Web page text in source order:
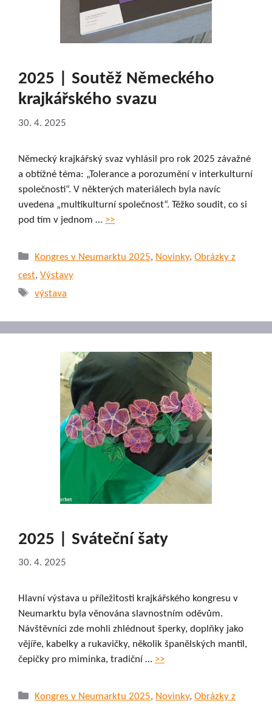
2025 | Soutěž Německého
krajkářského svazu
30. 4. 2025
Německý krajkářský svaz vyhlásil pro rok 2025 závažné
a obtížné téma: „Tolerance a porozumění v interkulturní
společnosti“. V některých materiálech byla navíc
uvedena „multikulturní společnost“. Těžko soudit, co si
pod tím v jednom … >>
Rubriky
Kongres v Neumarktu 2025, Novinky,Obrázky z
cest, Výstavy
Štítky
výstava
2025 | Sváteční šaty
30. 4. 2025
Hlavní výstava u příležitosti krajkářského kongresu v
Neumarktu byla věnována slavnostním oděvům.
Návštěvníci zde mohli zhlédnout šperky, doplňky jako
vějíře, kabelky a rukavičky, několik španělských mantil,
čepičky pro miminka, tradiční … >>
Rubriky
Kongres v Neumarktu 2025, Novinky,Obrázky z